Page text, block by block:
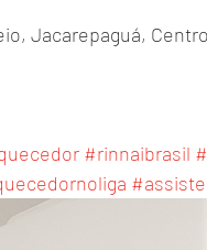
Jacarepaguá,
#rinnaibrasil